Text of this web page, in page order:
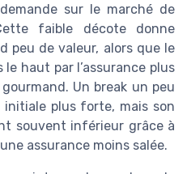
sur le marché de
faible décote donne
peu de valeur, alors que le
haut par l’assurance plus
Un break un peu
plus forte, mais son
souvent inférieur grâce à
assurance moins salée.